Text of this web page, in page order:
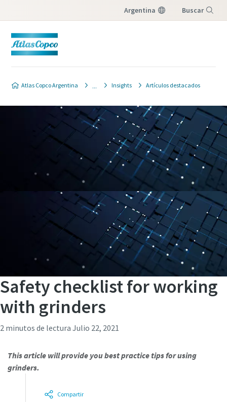
Argentina Buscar
Atlas Copco Argentina Insights Artículos destacados
Safety checklist for working
with grinders
2 minutos de lectura Julio 22, 2021
This article will provide you best practice tips for using
grinders.
Compartir